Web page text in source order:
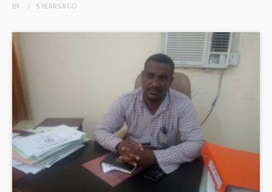
BY 5 YEARSAGO